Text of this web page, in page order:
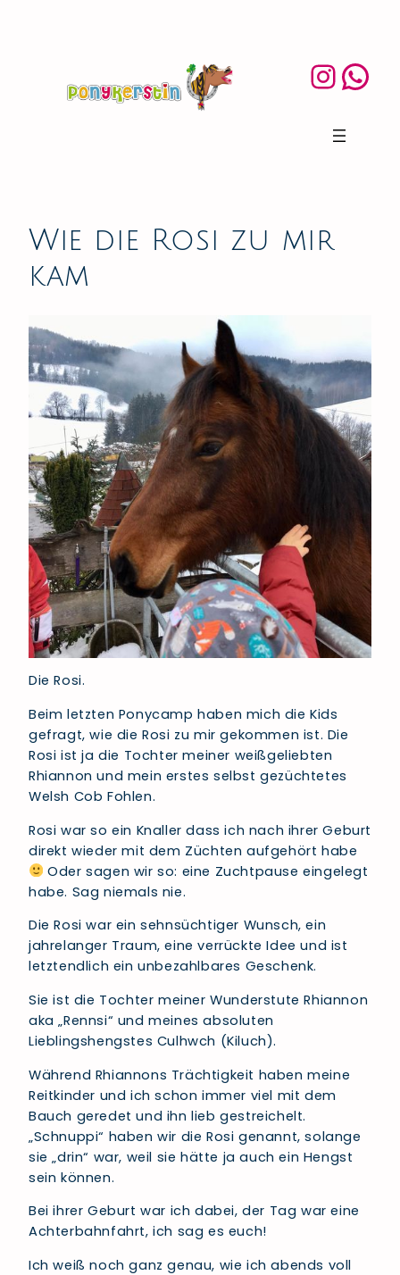
Wie die Rosi zu mir
kam
Die Rosi.
Beim letzten Ponycamp haben mich die Kids
gefragt, wie die Rosi zu mir gekommen ist. Die
Rosi ist ja die Tochter meiner weißgeliebten
Rhiannon und mein erstes selbst gezüchtetes
Welsh Cob Fohlen.
Rosi war so ein Knaller dass ich nach ihrer Geburt
direkt wieder mit dem Züchten aufgehört habe
Oder sagen wir so: eine Zuchtpause eingelegt
habe. Sag niemals nie.
Die Rosi war ein sehnsüchtiger Wunsch, ein
jahrelanger Traum, eine verrückte Idee und ist
letztendlich ein unbezahlbares Geschenk.
Sie ist die Tochter meiner Wunderstute Rhiannon
aka „Rennsi“ und meines absoluten
Lieblingshengstes Culhwch (Kiluch).
Während Rhiannons Trächtigkeit haben meine
Reitkinder und ich schon immer viel mit dem
Bauch geredet und ihn lieb gestreichelt.
„Schnuppi“ haben wir die Rosi genannt, solange
sie „drin“ war, weil sie hätte ja auch ein Hengst
sein können.
Bei ihrer Geburt war ich dabei, der Tag war eine
Achterbahnfahrt, ich sag es euch!
Ich weiß noch ganz genau, wie ich abends voll